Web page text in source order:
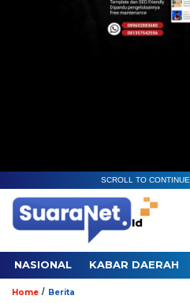
SCROLL TO
NASIONAL KABAR DAERAH
Home / Berita